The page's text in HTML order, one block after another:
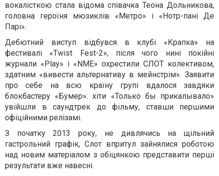
вокалісткою стала відома співачка Теона Дольникова,
головна героїня мюзиклів «Метро» і «Нотр-пані Де
Парі».
Дебютний виступ відбувся в клубі «Крапка» на
фестивалі «Twist Fest-2», після чого нині покійні
журнали «Play» і «NME» охрестили СЛОТ колективом,
здатним «вивести альтернативу в мейнстрім». Заявити
про себе на всю країну групі вдалося завдяки
блокбастеру «Бумер»: хіти «Только бы прикалывало»
увійшли в саундтрек до фільму, ставши першими
офіційними релізамі.
З початку 2013 року, не дивлячись на щільний
гастрольний графік, Слот впритул зайнялися роботою
над новим матеріалом з обіцянкою представити перші
результати вже навесні.